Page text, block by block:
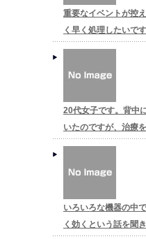
重要なイベントが控
く早く処理したいで
20代女子です。背中
いたのですが、治療
いろいろな機器の中
く効くという話を聞